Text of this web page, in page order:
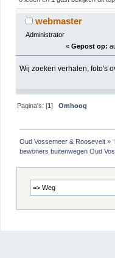
webmaster
Administrator
« Gepost op:
Wij zoeken verhalen, foto's
Pagina's: [1]Omhoog
Oud Vossemeer & Roosevelt »
bewoners buitenwegen Oud